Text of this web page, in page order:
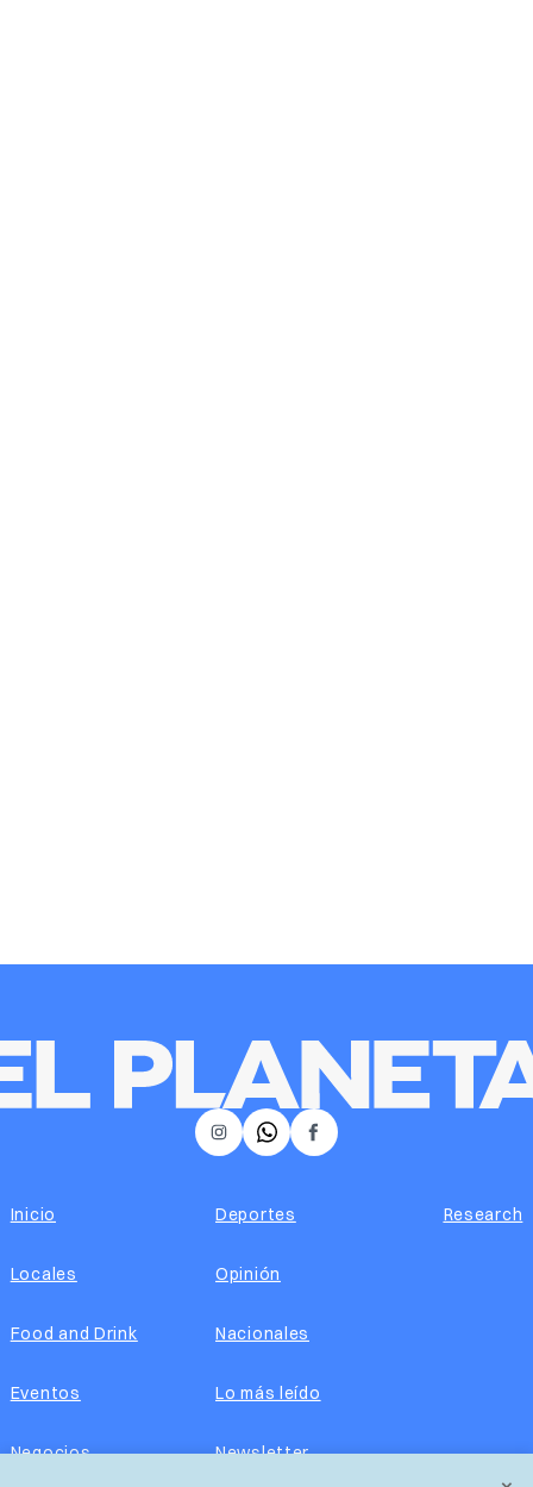
𝕏 Facebook
Instagram
Inicio
Locales
Food and Drink
Eventos
Negocios
Deportes
Opinión
Nacionales
Lo más leído
Newsletter
Research